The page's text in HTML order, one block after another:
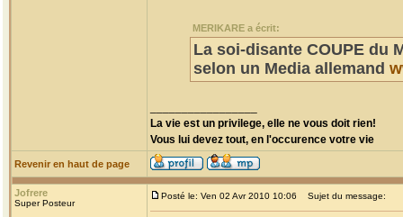
MERIKARE a écrit:
La soi-disante COUPE du
selon un Media allemand
La vie est un privilege, elle ne vous doit rien!
Vous lui devez tout, en l'occurence votre vie
Revenir en haut de page
Jofrere
Super Posteur
Posté le: Ven 02 Avr 2010 10:06 Sujet du message: